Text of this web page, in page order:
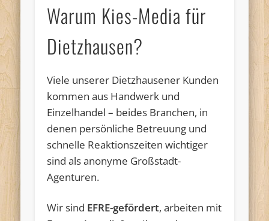
Warum Kies-Media für
Dietzhausen?
Viele unserer Dietzhausener Kunden
kommen aus Handwerk und
Einzelhandel – beides Branchen, in
denen persönliche Betreuung und
schnelle Reaktionszeiten wichtiger
sind als anonyme Großstadt-
Agenturen.
Wir sind EFRE-gefördert, arbeiten mit